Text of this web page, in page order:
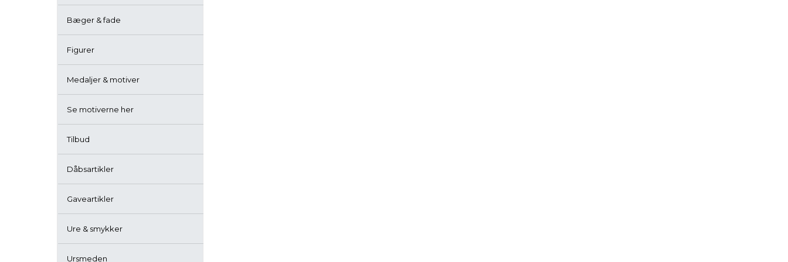
Bæger & fade
Figurer
Medaljer & motiver
Se motiverne her
Tilbud
Dåbsartikler
Gaveartikler
Ure & smykker
Ursmeden